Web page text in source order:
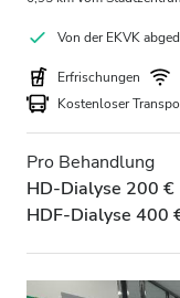
Von der EKVK
Erfrischungen
Kostenloser
Pro Behandlung
HD-Dialyse 200 €
HDF-Dialyse 400